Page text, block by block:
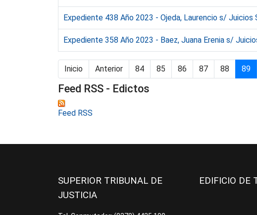
Expediente 438 Año 2023 - Ojeda, Laurencio s/
Expediente 358 Año 2023 - Baez, Juana Erenia s/
Inicio Anterior 84 85 86 87 88 89
Feed RSS - Edictos
Feed RSS
SUPERIOR TRIBUNAL DE
JUSTICIA
EDIFICIO DE